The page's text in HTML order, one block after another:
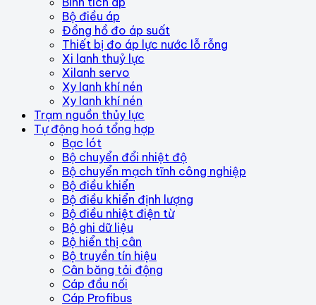
Bộ điều áp
Đồng hồ đo áp suất
Thiết bị đo áp lực nước lỗ rỗng
Xi lanh thuỷ lực
Xilanh servo
Xy lanh khí nén
Xy lanh khí nén
Trạm nguồn thủy lực
Tự động hoá tổng hợp
Bạc lót
Bộ chuyển đổi nhiệt độ
Bộ chuyển mạch tĩnh công nghiệp
Bộ điều khiển
Bộ điều khiển định lượng
Bộ điều nhiệt điện từ
Bộ ghi dữ liệu
Bộ hiển thị cân
Bộ truyền tín hiệu
Cân băng tải động
Cáp đầu nối
Cáp Profibus